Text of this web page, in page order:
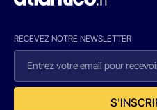
RECEVEZ NOTRE NEWSLETTER